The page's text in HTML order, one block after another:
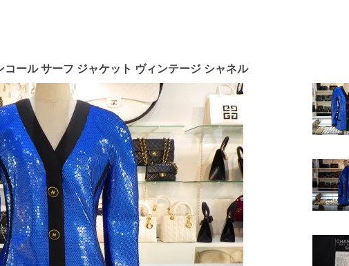
ール サーフ ジャケット ヴィンテージ シャネル